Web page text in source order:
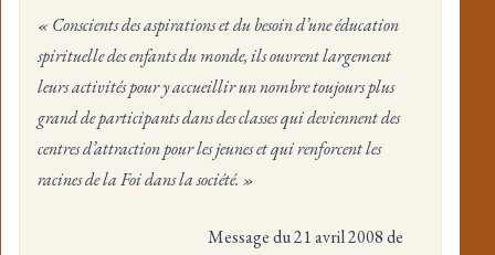
« Conscients des aspirations et du besoin d’une éducation
spirituelle des enfants du monde, ils ouvrent largement
leurs activités pour y accueillir un nombre toujours plus
grand de participants dans des classes qui deviennent des
centres d’attraction pour les jeunes et qui renforcent les
racines de la Foi dans la société. »
Message du 21 avril 2008 de